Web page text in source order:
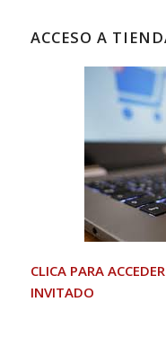
ACCESO A
CLICA PARA
INVITADO